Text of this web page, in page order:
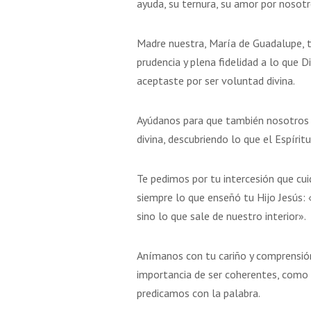
ayuda, su ternura, su amor por
Madre nuestra, María de
prudencia y plena fidelidad a lo que
aceptaste por ser voluntad divina.
Ayúdanos para que también
divina, descubriendo lo que el
Te pedimos por tu intercesión que
siempre lo que enseñó tu Hijo
sino lo que sale de nuestro interior».
Anímanos con tu cariño y
importancia de ser coherentes,
predicamos con la palabra.